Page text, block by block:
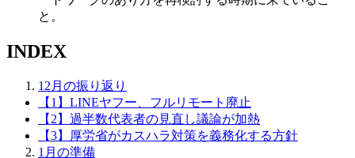
と。
INDEX
12月の振り返り
【1】LINEヤフー、フルリモート廃止
【2】過半数代表者の見直し議論が加熱
【3】厚労省がカスハラ対策を義務化する方針
1月の準備